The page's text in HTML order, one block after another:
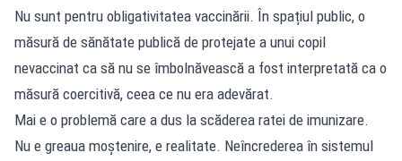
Nu sunt pentru obligativitatea vaccinării. În spațiul public, o
măsură de sănătate publică de protejate a unui copil
nevaccinat ca să nu se îmbolnăvească a fost interpretată ca o
măsură coercitivă, ceea ce nu era adevărat.
Mai e o problemă care a dus la scăderea ratei de imunizare.
Nu e greaua moștenire, e realitate. Neîncrederea în sistemul